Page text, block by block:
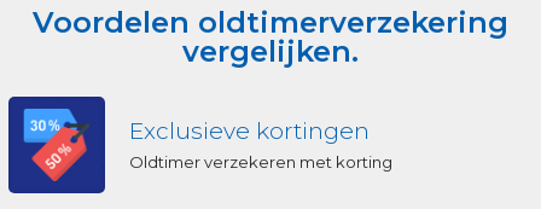
Voordelen oldtimerverzekering
vergelijken.
Exclusieve kortingen
Oldtimer verzekeren met korting